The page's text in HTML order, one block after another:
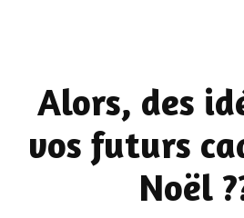
Alors, des
vos futurs
Noël